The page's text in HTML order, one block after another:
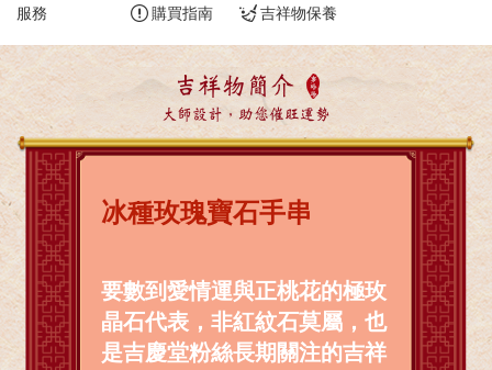
服務 購買指南 吉祥物保養
吉祥物簡介
大師設計，助您催旺運勢
冰種玫瑰寶石手串
要數到愛情運與正桃花的極玫
晶石代表，非紅紋石莫屬，也
是吉慶堂粉絲長期關注的吉祥